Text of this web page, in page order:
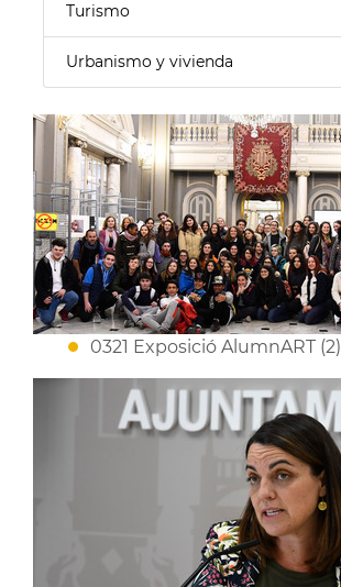
Turismo
Urbanismo y vivienda
0321 Exposició AlumnART (2)